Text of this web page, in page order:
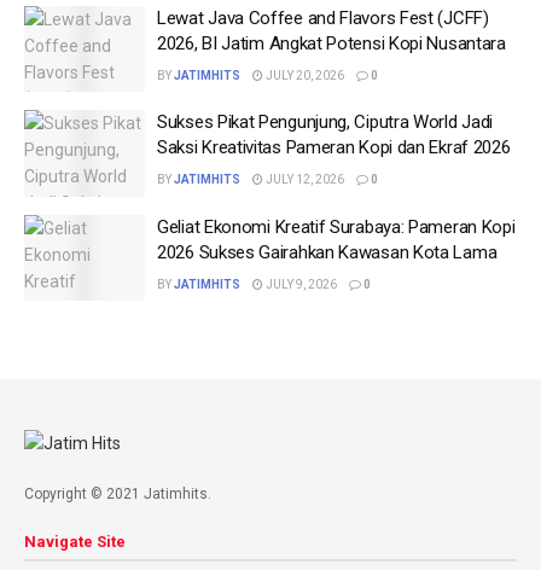
Lewat Java Coffee and Flavors Fest (JCFF)
2026, BI Jatim Angkat Potensi Kopi Nusantara
BYJATIMHITS JULY 20, 2026 0
Sukses Pikat Pengunjung, Ciputra World Jadi
Saksi Kreativitas Pameran Kopi dan Ekraf 2026
BYJATIMHITS JULY 12, 2026 0
Geliat Ekonomi Kreatif Surabaya: Pameran Kopi
2026 Sukses Gairahkan Kawasan Kota Lama
BYJATIMHITS JULY 9, 2026 0
Copyright © 2021 Jatimhits.
Navigate Site